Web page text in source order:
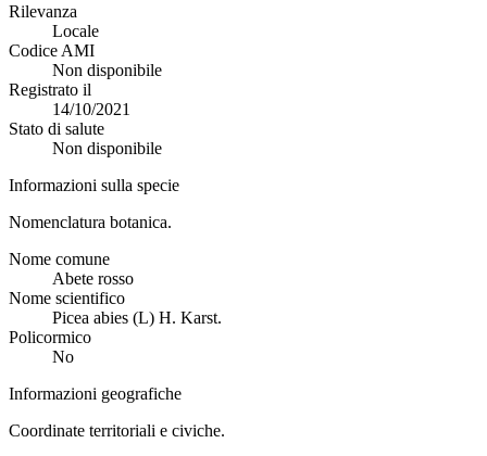
Rilevanza
Locale
Codice AMI
Non disponibile
Registrato il
14/10/2021
Stato di salute
Non disponibile
Informazioni sulla specie
Nomenclatura botanica.
Nome comune
Abete rosso
Nome scientifico
Picea abies (L) H. Karst.
Policormico
No
Informazioni geografiche
Coordinate territoriali e civiche.